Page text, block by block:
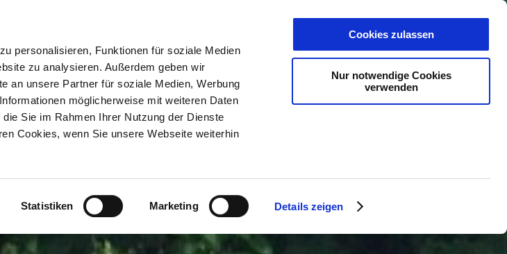
personalisieren, Funktionen für soziale Medien
zu analysieren. Außerdem geben wir
an unsere Partner für soziale Medien, Werbung
möglicherweise mit weiteren Daten
Sie im Rahmen Ihrer Nutzung der Dienste
Cookies, wenn Sie unsere Webseite weiterhin
Statistiken Marketing Details zeigen
Cookies zulassen
Nur notwendige Cookies
verwenden